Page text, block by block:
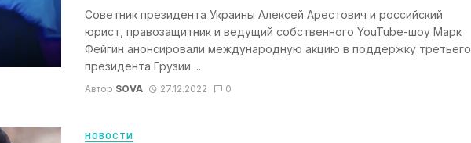
Советник президента Украины Алексей Арестович и российский
юрист, правозащитник и ведущий собственного YouTube-шоу Марк
Фейгин анонсировали международную акцию в поддержку третьего
президента Грузии ...
Автор SOVA 27.12.2022 0
НОВОСТИ